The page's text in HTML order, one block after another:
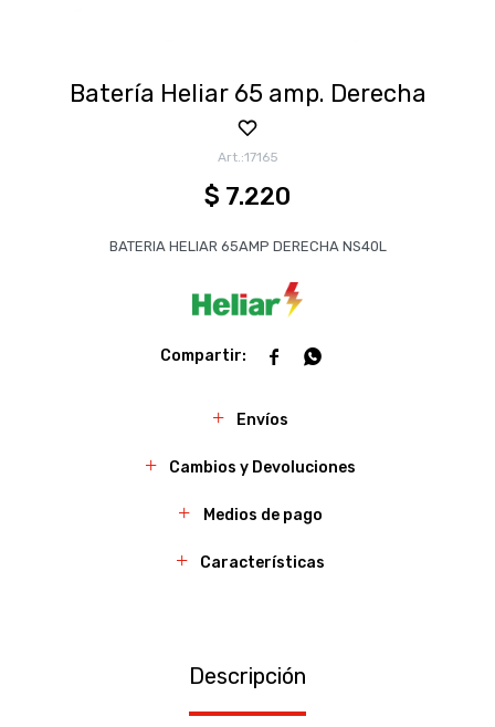
Batería Heliar 65 amp. Derecha
17165
$ 7.220
BATERIA HELIAR 65AMP DERECHA NS40L
 
Envíos
Cambios y Devoluciones
Medios de pago
Características
Descripción